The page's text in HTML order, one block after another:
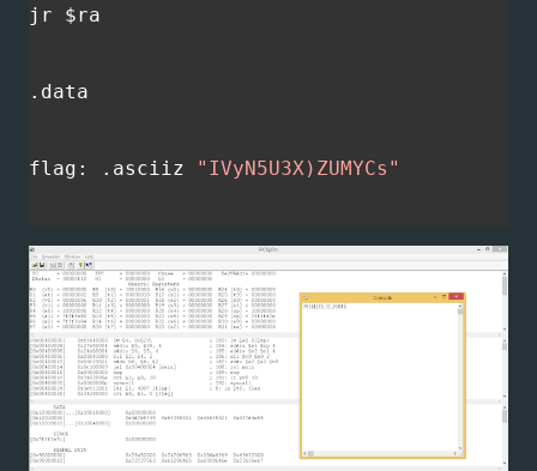
jr $ra
. data
flag : . asciiz "IVyN5U3X)ZUMYCs"